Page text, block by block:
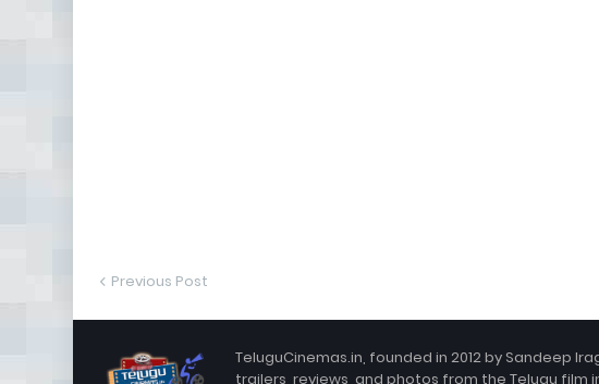
Previous Post
TeluguCinemas.in, founded in 2012 by Sandeep
trailers, reviews, and photos from the Telugu